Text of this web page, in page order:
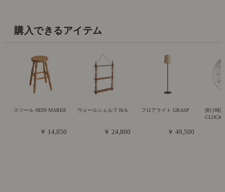
購入できるアイテム
スツール NEIN MARKE
￥ 14,850
ウォールシェルフ H/A
￥ 24,800
フロアライト GRASP
￥ 49,500
掛け時
CLOCK